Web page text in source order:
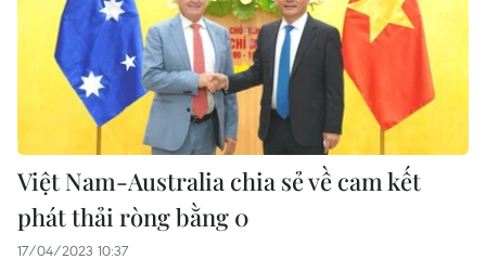
Việt Nam-Australia chia sẻ về cam kết
phát thải ròng bằng 0
17/04/2023 10:37